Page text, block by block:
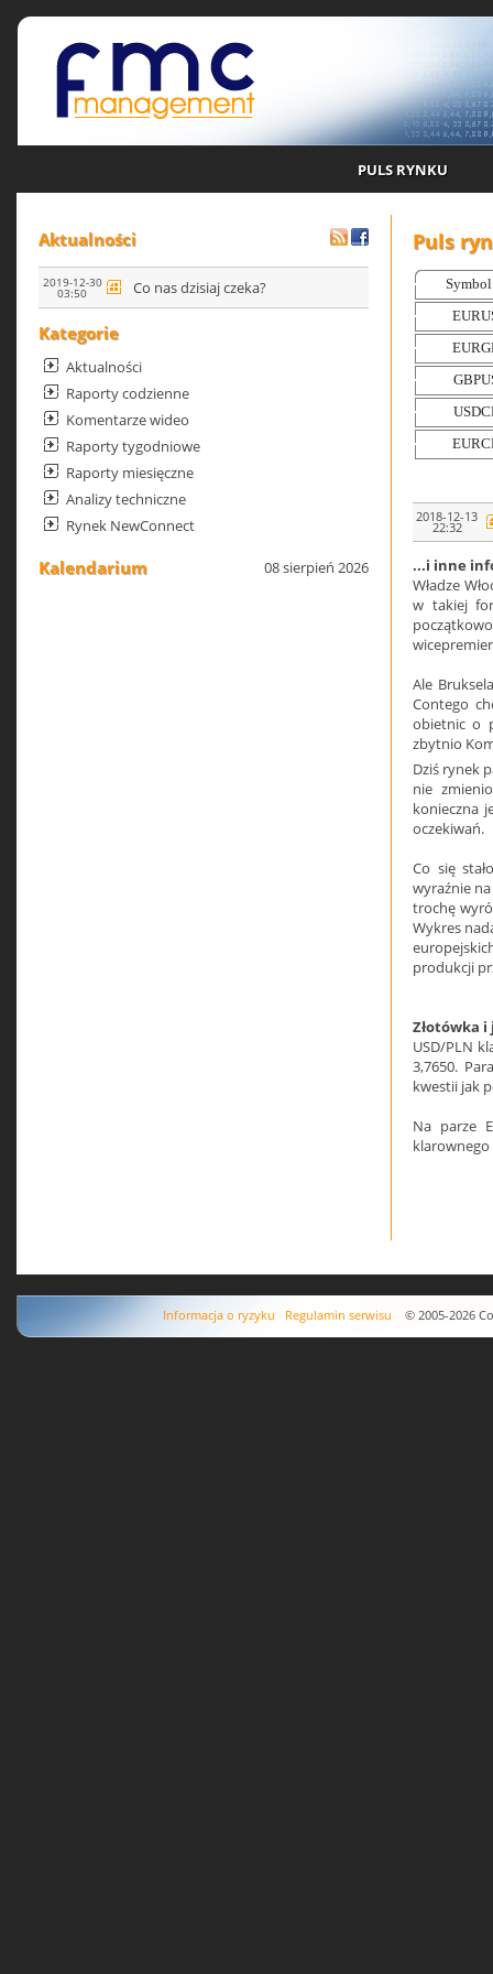
PULS RYNKU
Aktualności
2019-12-30
03:50 Co nas dzisiaj czeka?
Kategorie
Aktualności
Raporty codzienne
Komentarze wideo
Raporty tygodniowe
Raporty miesięczne
Analizy techniczne
Rynek NewConnect
Kalendarium 08 sierpień 2026
Puls
2018-12-13
22:32
...i inne
Władze
w takiej
Ale
Contego
obietnic o
zbytnio
Dziś rynek
nie
konieczna
oczekiwań.
Co się
wyraźnie
trochę
Wykres
produkcji
Złotówka i
USD/PLN
3,7650.
kwestii jak
Na parze
klarownego
Informacja o ryzyku Regulamin serwisu © 2005-2026